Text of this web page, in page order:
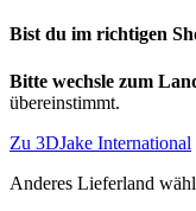
Bist du im richtigen
Bitte wechsle zum
übereinstimmt.
Zu 3DJake International
Anderes Lieferland